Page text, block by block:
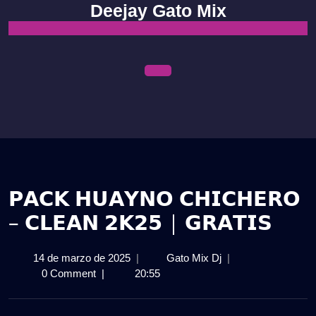
content
Deejay Gato Mix
𝗣𝗔𝗖𝗞 𝗛𝗨𝗔𝗬𝗡𝗢 𝗖𝗛𝗜𝗖𝗛𝗘𝗥𝗢
– 𝗖𝗟𝗘𝗔𝗡 𝟮𝗞𝟮𝟱 | 𝗚𝗥𝗔𝗧𝗜𝗦
14 de marzo de 202514
de
| Gato Mix Dj𝗣𝗔𝗖𝗞
|
0 Comment | 20:55